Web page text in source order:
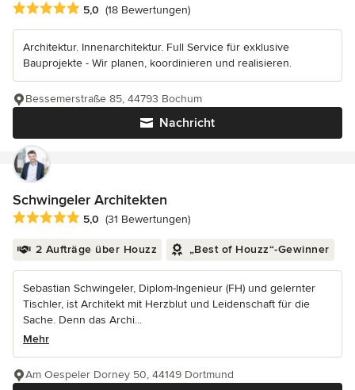
Durchschnittliche Bewertung: 5 von 5 Sternen
5,0 (18 Bewertungen)
Architektur. Innenarchitektur. Full Service für exklusive
Bauprojekte - Wir planen, koordinieren und realisieren.
Nachricht
Bessemerstraße 85, 44793 Bochum
Schwingeler Architekten
Durchschnittliche Bewertung: 5 von 5 Sternen
5,0 (31 Bewertungen)
2 Aufträge über Houzz „Best of Houzz“-Gewinner
Sebastian Schwingeler, Diplom-Ingenieur (FH) und gelernter
Tischler, ist Architekt mit Herzblut und Leidenschaft für die
Sache. Denn das Archi...
Mehr
Am Oespeler Dorney 50, 44149 Dortmund